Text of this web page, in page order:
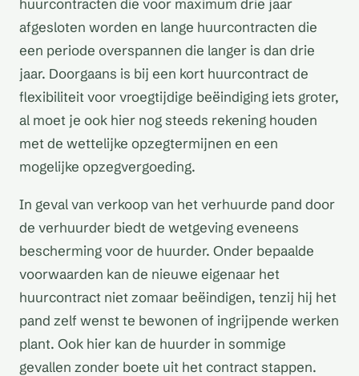
huurcontracten die voor maximum drie jaar
afgesloten worden en lange huurcontracten die
een periode overspannen die langer is dan drie
jaar. Doorgaans is bij een kort huurcontract de
flexibiliteit voor vroegtijdige beëindiging iets groter,
al moet je ook hier nog steeds rekening houden
met de wettelijke opzegtermijnen en een
mogelijke opzegvergoeding.
In geval van verkoop van het verhuurde pand door
de verhuurder biedt de wetgeving eveneens
bescherming voor de huurder. Onder bepaalde
voorwaarden kan de nieuwe eigenaar het
huurcontract niet zomaar beëindigen, tenzij hij het
pand zelf wenst te bewonen of ingrijpende werken
plant. Ook hier kan de huurder in sommige
gevallen zonder boete uit het contract stappen.